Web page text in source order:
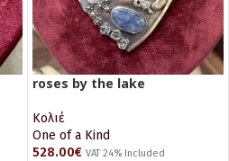
roses by the lake
Κολιέ
One of a Kind
528.00€ VAT 24% Included